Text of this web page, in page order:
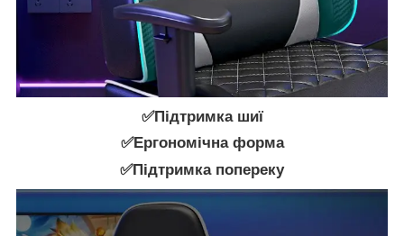
✅Підтримка шиї
✅Ергономічна форма
✅Підтримка попереку